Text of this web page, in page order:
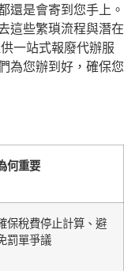
還是會寄到您手上。
這些繁瑣流程與潛在
一站式報廢代辦服
為您辦到好，確保您
何重要
保稅費停止計算、避
罰單爭議